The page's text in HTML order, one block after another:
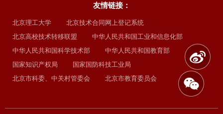
友情链接：
北京理工大学
北京技术合同网上登记系统
北京高校技术转移联盟
中华人民共和国工业和信息化部
中华人民共和国科学技术部
中华人民共和国教育部
国家知识产权局
国家国防科技工业局
北京市科委、中关村管委会
北京市教育委员会